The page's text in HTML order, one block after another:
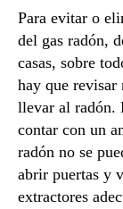
Para evitar o
del gas radón,
casas, sobre
hay que revisar
llevar al radón.
contar con un
radón no se
abrir puertas y
extractores